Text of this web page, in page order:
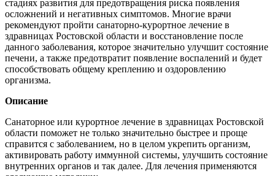
стадиях развития для предотвращения риска появления
осложнений и негативных симптомов. Многие врачи
рекомендуют пройти санаторно-курортное лечение в
здравницах Ростовской области и восстановление после
данного заболевания, которое значительно улучшит состояние
печени, а также предотвратит появление воспалений и будет
способствовать общему креплению и оздоровлению
организма.
Описание
Санаторное или курортное лечение в здравницах Ростовской
области поможет не только значительно быстрее и проще
справится с заболеванием, но в целом укрепить организм,
активировать работу иммунной системы, улучшить состояние
внутренних органов и так далее. Для лечения применяются